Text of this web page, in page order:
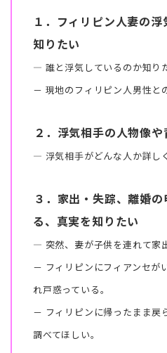
１．フィリピン人妻の
知りたい
― 誰と浮気しているのか知り
－ 現地のフィリピン人男性と
２．浮気相手の人物像
― 浮気相手がどんな人か詳し
３．家出・失踪、離婚
る、真実を知りたい
― 突然、妻が子供を連れて家
－ フィリピンにフィアンセが
れ戸惑っている。
－ フィリピンに帰ったまま戻
調べてほしい。